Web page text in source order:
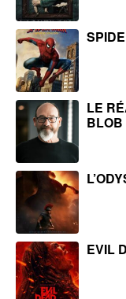
LE
BLOB
EVIL